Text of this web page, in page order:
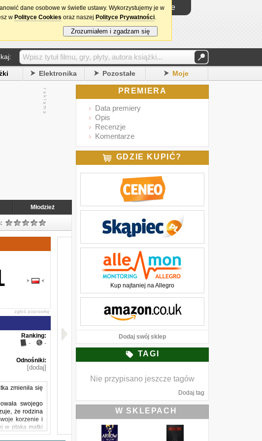
Logowanie
Elektronika Pozostałe Moje
Młodzież
zgłoś poprawkę
Ranking:
- -
Odnośniki:
[dodaj]
zmieniła się
swojego
że rodzina
korzenie i
w ptaka matki
nowe relacje.
PREMIERA
Data premiery
Opis
Recenzje
Komentarze
GDZIE KUPIĆ?
Kup najtaniej na Allegro
Dodaj swój sklep
TAGI
Nie przypisano jeszcze tagów
Dodaj tag
W SKLEPACH
dane osobowe w świetle ustawy. Wykorzystujemy je w
w Polityce Cookies oraz naszej Polityce Prywatności.
Zrozumiałem i zgadzam się